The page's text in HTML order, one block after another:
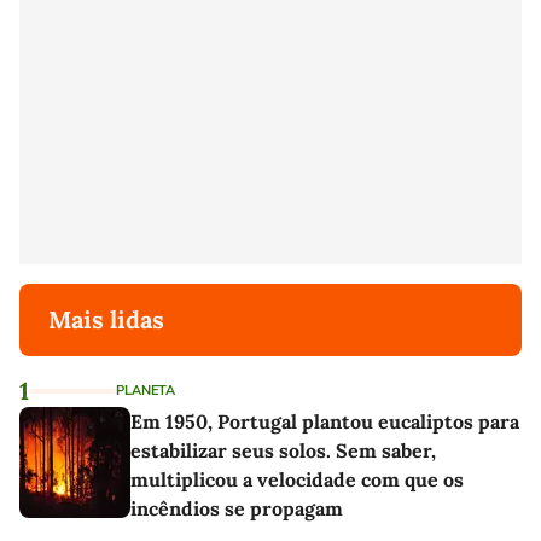
Mais lidas
1 PLANETA
Em 1950, Portugal plantou eucaliptos para
estabilizar seus solos. Sem saber,
multiplicou a velocidade com que os
incêndios se propagam